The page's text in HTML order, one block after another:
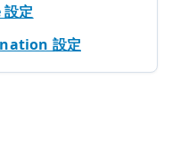
定
設定